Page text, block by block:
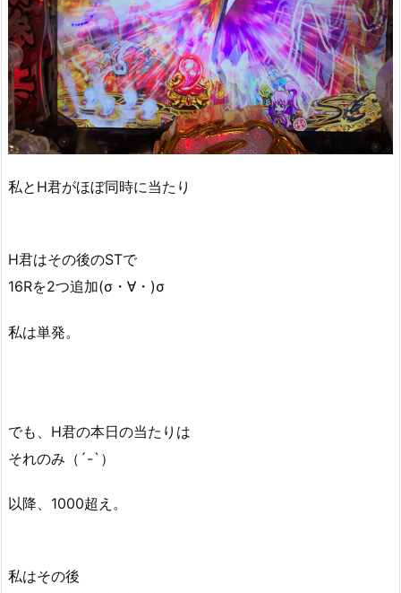
私とH君がほぼ同時に当たり
H君はその後のSTで
16Rを2つ追加(σ・∀・)σ
私は単発。
でも、H君の本日の当たりは
それのみ（´-`）
以降、1000超え。
私はその後